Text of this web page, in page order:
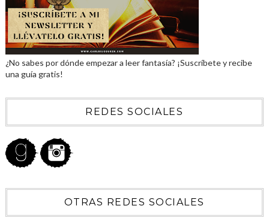
¿No sabes por dónde empezar a leer fantasía? ¡Suscríbete y recibe
una guía gratis!
REDES SOCIALES
OTRAS REDES SOCIALES